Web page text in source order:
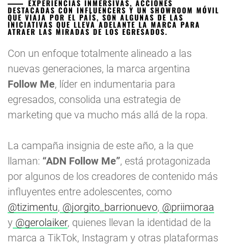
EXPERIENCIAS INMERSIVAS, ACCIONES
DESTACADAS CON INFLUENCERS Y UN SHOWROOM MÓVIL
QUE VIAJA POR EL PAÍS, SON ALGUNAS DE LAS
INICIATIVAS QUE LLEVA ADELANTE LA MARCA PARA
ATRAER LAS MIRADAS DE LOS EGRESADOS.
Con un enfoque totalmente alineado a las
nuevas generaciones, la marca argentina
Follow Me, líder en indumentaria para
egresados, consolida una estrategia de
marketing que va mucho más allá de la ropa.
La campaña insignia de este año, a la que
llaman: “ADN Follow Me”, está protagonizada
por algunos de los creadores de contenido más
influyentes entre adolescentes, como
@tizimentu, @jorgito_barrionuevo, @priimoraa
y @gerolaiker, quienes llevan la identidad de la
marca a TikTok, Instagram y otras plataformas